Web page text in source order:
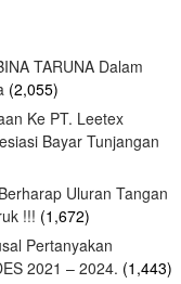
TARUNA Dalam
(2,055)
Ke PT. Leetex
Bayar Tunjangan
Uluran Tangan
!!! (1,672)
Pertanyakan
2021 – 2024. (1,443)